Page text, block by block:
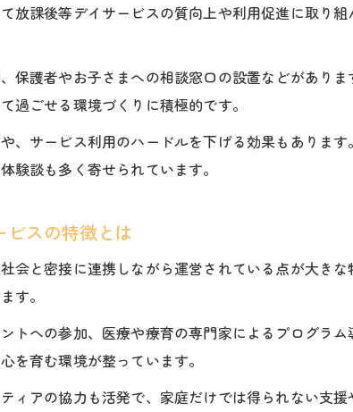
佐久市の放課後等デイサービス情報を効
地域の口コミを活用した放課後等デイサ
放課後等デイサービスの質向上や利用促進に取り
保護者やお子さまへの相談窓口の設置などがあり
過ごせる環境づくりに積極的です。
、サービス利用のハードルを下げる効果もありま
験談も多く寄せられています。
スの特徴とは
会と密接に連携しながら運営されている点が大き
す。
トへの参加、医療や療育の専門家によるプログラ
を育む環境が整っています。
ィアの協力も活発で、家庭だけでは得られない支